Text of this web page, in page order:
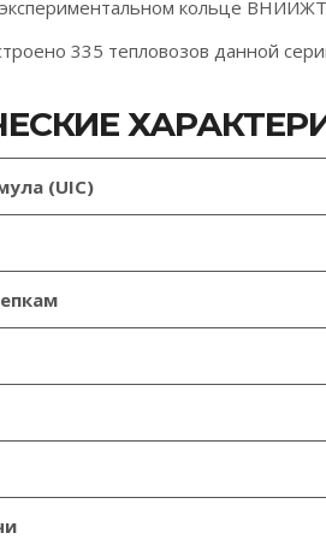
кольце
335 тепловозов данной
(UIC)